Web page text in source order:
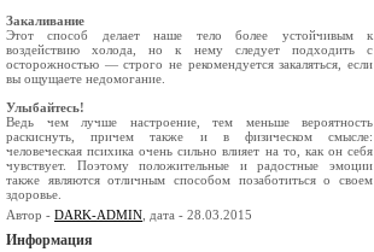
Закаливание
Этот способ делает наше тело более устойчивым к
воздействию холода, но к нему следует подходить с
осторожностью — строго не рекомендуется закаляться, если
вы ощущаете недомогание.
Улыбайтесь!
Ведь чем лучше настроение, тем меньше вероятность
раскиснуть, причем также и в физическом смысле:
человеческая психика очень сильно влияет на то, как он себя
чувствует. Поэтому положительные и радостные эмоции
также являются отличным способом позаботиться о своем
здоровье.
Автор - DARK-ADMIN , дата - 28.03.2015
Информация